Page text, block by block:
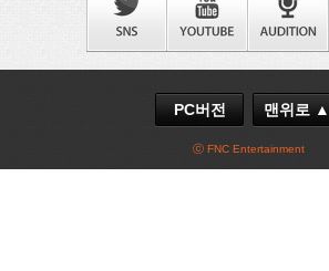
PC버전 맨위로 ▲
ⓒ FNC Entertainment